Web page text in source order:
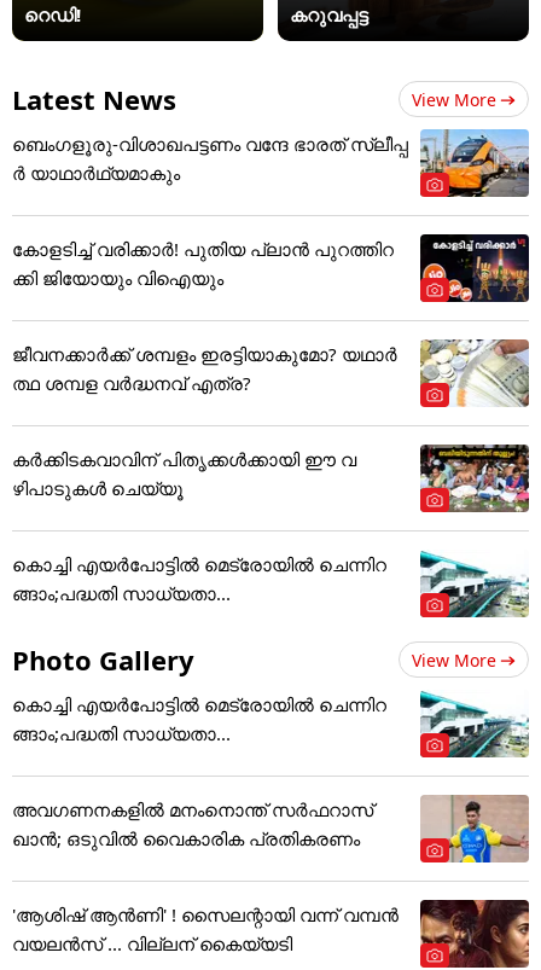
റെഡി!
കറുവപ്പട്ട
Latest News View More
ബെംഗളൂരു-വിശാഖപട്ടണം വന്ദേ ഭാരത് സ്ലീപ്പ
ര്‍ യാഥാര്‍ഥ്യമാകും
കോളടിച്ച് വരിക്കാർ! പുതിയ പ്ലാൻ പുറത്തിറ
ക്കി ജിയോയും വിഐയും
ജീവനക്കാർക്ക് ശമ്പളം ഇരട്ടിയാകുമോ? യഥാർ
ത്ഥ ശമ്പള വർദ്ധനവ് എത്ര?
കർക്കിടകവാവിന് പിതൃക്കൾക്കായി ഈ വ
ഴിപാടുകൾ ചെയ്യൂ
കൊച്ചി എയര്‍പോട്ടില്‍ മെട്രോയില്‍ ചെന്നിറ
ങ്ങാം;പദ്ധതി സാധ്യതാ...
Photo Gallery View More
കൊച്ചി എയര്‍പോട്ടില്‍ മെട്രോയില്‍ ചെന്നിറ
ങ്ങാം;പദ്ധതി സാധ്യതാ...
അവഗണനകളില്‍ മനംനൊന്ത് സര്‍ഫറാസ്
ഖാന്‍; ഒടുവില്‍ വൈകാരിക പ്രതികരണം
'ആശിഷ് ആൻണി' ! സൈലന്റായി വന്ന് വമ്പൻ
വയലൻസ് ... വില്ലന് കൈയ്യടി